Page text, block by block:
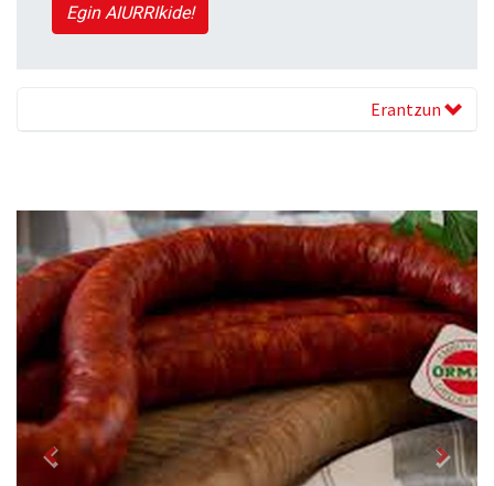
Egin AIURRIkide!
Erantzun
Previous Next